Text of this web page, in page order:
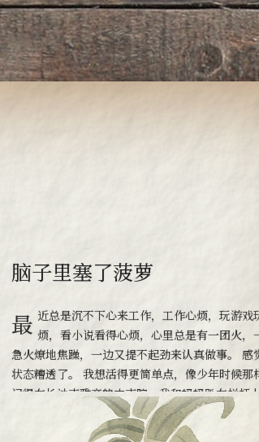
脑子里塞了菠萝
最近总是沉不下心来工作，工作心烦，玩游戏玩得心 烦，看小说看得心烦，心里总是有一团火，
急火燎地焦躁，一边又提不起劲来认真做事。 感
状态糟透了。 我想活得更简单点，像少年时候那
记得在长沙南雅旁的中南院，我和妈妈趴在栏杆
楼下的路灯和车流，那时候大脑清明灵魂通透的感
常被我翻出来回味。 为什么现在每天浑浑噩噩的